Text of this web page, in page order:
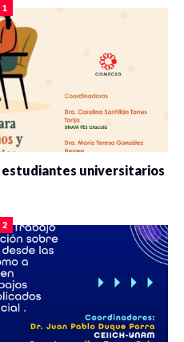
1
estudiantes universitarios
2